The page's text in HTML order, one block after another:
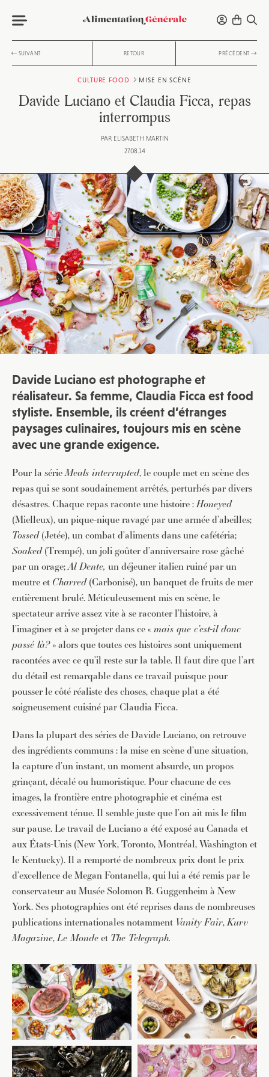
SUIVANT RETOUR PRÉCÉDENT
CULTURE FOOD MISE EN SCÈNE
Davide Luciano et Claudia Ficca, repas
interrompus
PAR ELISABETH MARTIN
27.08.14
Davide Luciano est photographe et
réalisateur. Sa femme, Claudia Ficca est food
styliste. Ensemble, ils créent d’étranges
paysages culinaires, toujours mis en scène
avec une grande exigence.
Pour la sérieMeals interrupted, le couple met en scène des
repas qui se sont soudainement arrêtés, perturbés par divers
désastres. Chaque repas raconte une histoire :Honeyed
(Mielleux), un pique-nique ravagé par une armée d’abeilles;
Tossed(Jetée), un combat d’aliments dans une cafétéria;
Soaked(Trempé), un joli goûter d’anniversaire rose gâché
par un orage;Al Dente, un déjeuner italien ruiné par un
meutre et Charred(Carbonisé), un banquet de fruits de mer
entièrement brulé. Méticuleusement mis en scène, le
spectateur arrive assez vite à se raconter l’histoire, à
l’imaginer et à se projeter dans ce « mais que c’est-il donc
passé là?» alors que toutes ces histoires sont uniquement
racontées avec ce qu’il reste sur la table. Il faut dire que l’art
du détail est remarqable dans ce travail puisque pour
pousser le côté réaliste des choses, chaque plat a été
soigneusement cuisiné par Claudia Ficca.
Dans la plupart des séries de Davide Luciano, on retrouve
des ingrédients communs : la mise en scène d’une situation,
la capture d’un instant, un moment absurde, un propos
grinçant, décalé ou humoristique. Pour chacune de ces
images, la frontière entre photographie et cinéma est
excessivement ténue. Il semble juste que l’on ait mis le film
sur pause. Le travail de Luciano a été exposé au Canada et
aux États-Unis (New York, Toronto, Montréal, Washington et
le Kentucky). Il a remporté de nombreux prix dont le prix
d’excellence de Megan Fontanella, qui lui a été remis par le
conservateur au Musée Solomon R. Guggenheim à New
York. Ses photographies ont été reprises dans de nombreuses
publications internationales notamment Vanity Fair,Kurv
Magazine,Le Mondeet The Telegraph.